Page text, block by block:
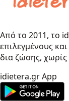
Από το 2011, το
επιλεγμένους
δια ζώσης, χωρίς
idietera.gr App